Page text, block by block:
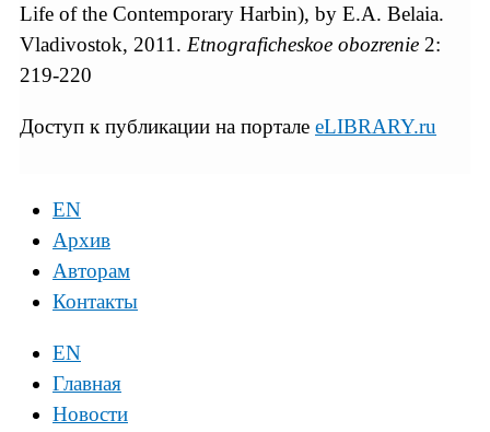
Life of the Contemporary Harbin), by E.A. Belaia.
Vladivostok, 2011. Etnograficheskoe obozrenie 2:
219-220
Доступ к публикации на портале eLIBRARY.ru
EN
Архив
Авторам
Контакты
EN
Главная
Новости